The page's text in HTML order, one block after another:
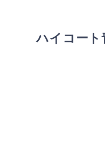
ハイコー